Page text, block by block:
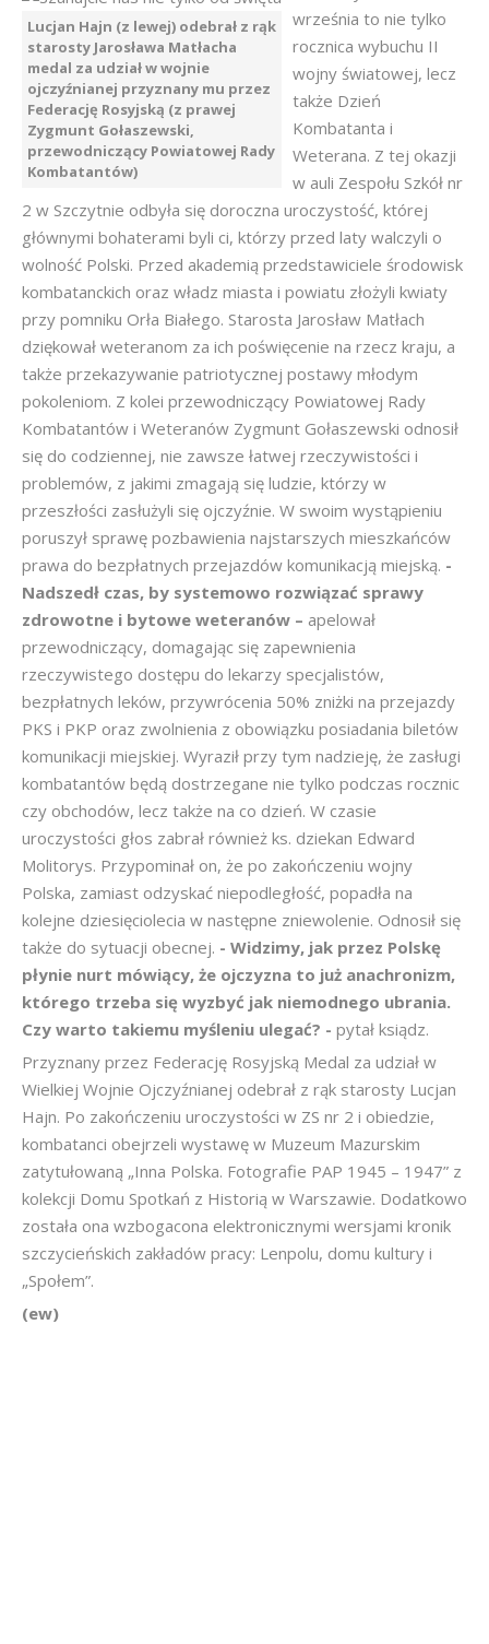
Lucjan Hajn (z lewej) odebrał z rąk
starosty Jarosława Matłacha
medal za udział w wojnie
ojczyźnianej przyznany mu przez
Federację Rosyjską (z prawej
Zygmunt Gołaszewski,
przewodniczący Powiatowej Rady
Kombatantów)
września to nie tylko
rocznica wybuchu II
wojny światowej, lecz
także Dzień
Kombatanta i
Weterana. Z tej okazji
w auli Zespołu Szkół nr
2 w Szczytnie odbyła się doroczna uroczystość, której
głównymi bohaterami byli ci, którzy przed laty walczyli o
wolność Polski. Przed akademią przedstawiciele środowisk
kombatanckich oraz władz miasta i powiatu złożyli kwiaty
przy pomniku Orła Białego. Starosta Jarosław Matłach
dziękował weteranom za ich poświęcenie na rzecz kraju, a
także przekazywanie patriotycznej postawy młodym
pokoleniom. Z kolei przewodniczący Powiatowej Rady
Kombatantów i Weteranów Zygmunt Gołaszewski odnosił
się do codziennej, nie zawsze łatwej rzeczywistości i
problemów, z jakimi zmagają się ludzie, którzy w
przeszłości zasłużyli się ojczyźnie. W swoim wystąpieniu
poruszył sprawę pozbawienia najstarszych mieszkańców
prawa do bezpłatnych przejazdów komunikacją miejską. -
Nadszedł czas, by systemowo rozwiązać sprawy
zdrowotne i bytowe weteranów – apelował
przewodniczący, domagając się zapewnienia
rzeczywistego dostępu do lekarzy specjalistów,
bezpłatnych leków, przywrócenia 50% zniżki na przejazdy
PKS i PKP oraz zwolnienia z obowiązku posiadania biletów
komunikacji miejskiej. Wyraził przy tym nadzieję, że zasługi
kombatantów będą dostrzegane nie tylko podczas rocznic
czy obchodów, lecz także na co dzień. W czasie
uroczystości głos zabrał również ks. dziekan Edward
Molitorys. Przypominał on, że po zakończeniu wojny
Polska, zamiast odzyskać niepodległość, popadła na
kolejne dziesięciolecia w następne zniewolenie. Odnosił się
także do sytuacji obecnej. - Widzimy, jak przez Polskę
płynie nurt mówiący, że ojczyzna to już anachronizm,
którego trzeba się wyzbyć jak niemodnego ubrania.
Czy warto takiemu myśleniu ulegać? - pytał ksiądz.
Przyznany przez Federację Rosyjską Medal za udział w
Wielkiej Wojnie Ojczyźnianej odebrał z rąk starosty Lucjan
Hajn. Po zakończeniu uroczystości w ZS nr 2 i obiedzie,
kombatanci obejrzeli wystawę w Muzeum Mazurskim
zatytułowaną „Inna Polska. Fotografie PAP 1945 – 1947” z
kolekcji Domu Spotkań z Historią w Warszawie. Dodatkowo
została ona wzbogacona elektronicznymi wersjami kronik
szczycieńskich zakładów pracy: Lenpolu, domu kultury i
„Społem”.
(ew)